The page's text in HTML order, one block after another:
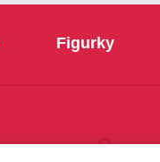
Figurky